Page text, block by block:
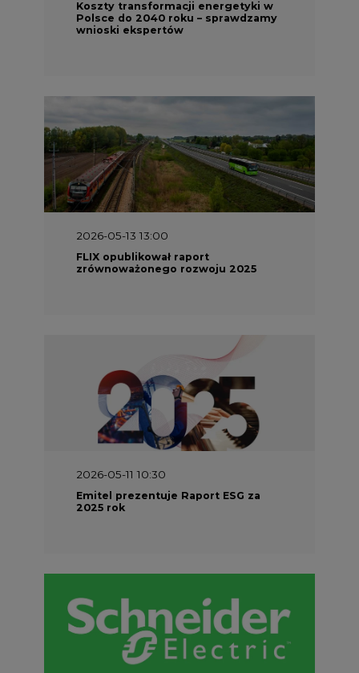
Koszty transformacji energetyki w
Polsce do 2040 roku – sprawdzamy
wnioski ekspertów
2026-05-13 13:00
FLIX opublikował raport
zrównoważonego rozwoju 2025
2026-05-11 10:30
Emitel prezentuje Raport ESG za
2025 rok